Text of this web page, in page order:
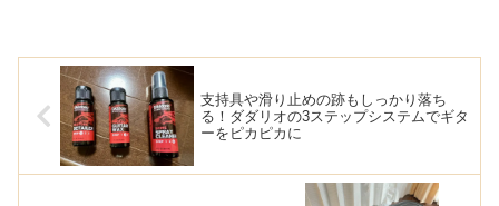
支持具や滑り止めの跡もしっかり落ち
る！ダダリオの3ステップシステムでギタ
ーをピカピカに